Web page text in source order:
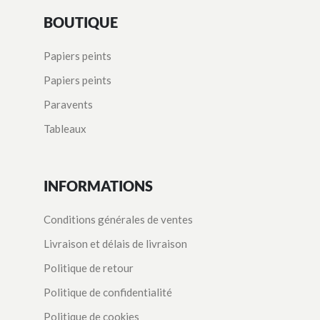
BOUTIQUE
Papiers peints
Papiers peints
Paravents
Tableaux
INFORMATIONS
Conditions générales de ventes
Livraison et délais de livraison
Politique de retour
Politique de confidentialité
Politique de cookies